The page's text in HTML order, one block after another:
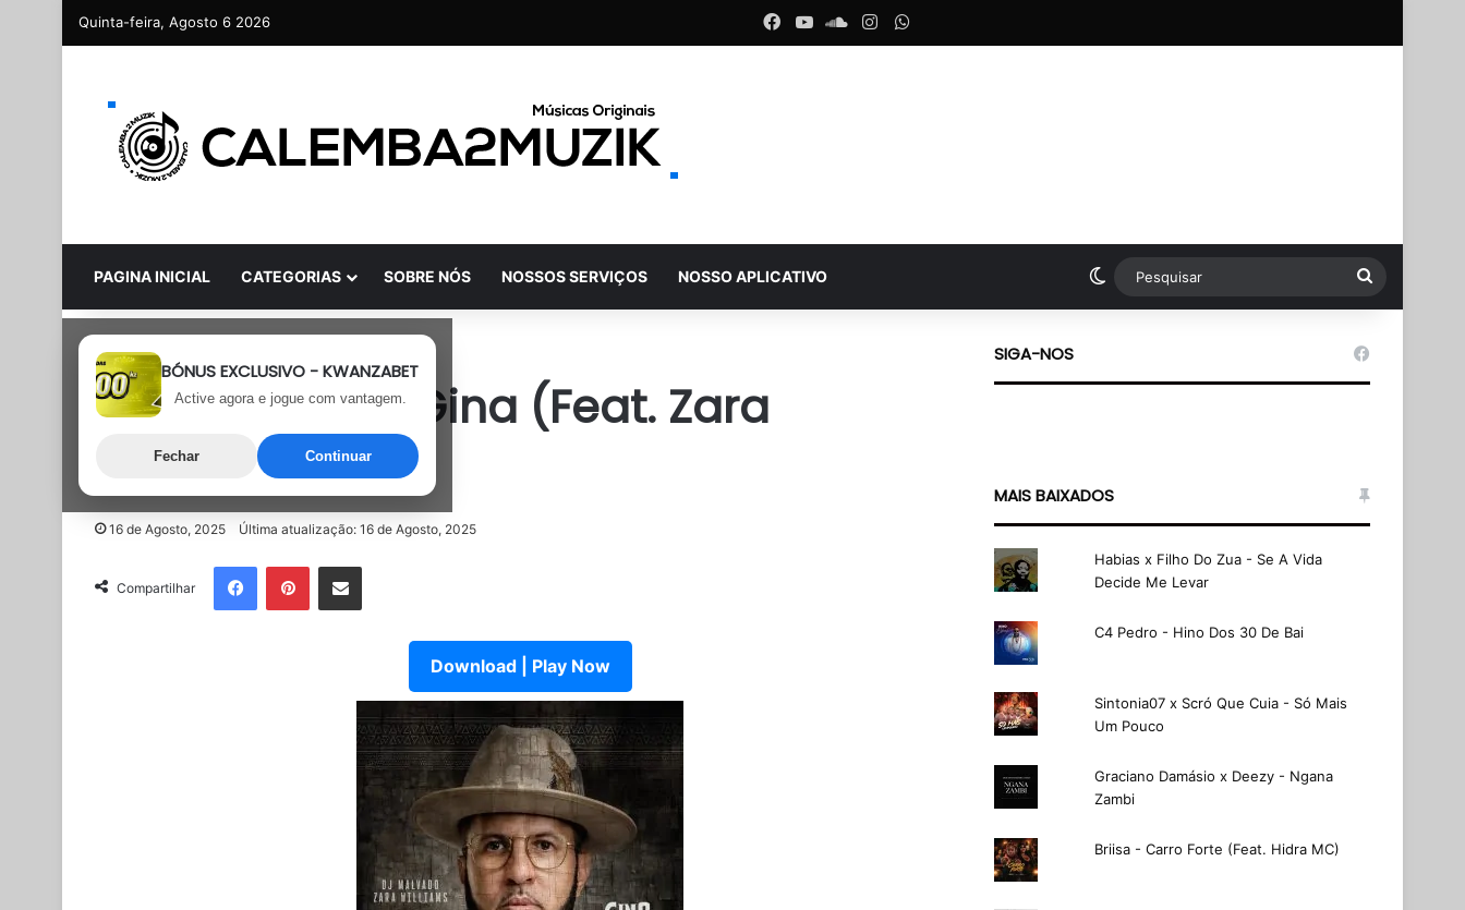
Quinta-feira, Agosto 6 2026 Facebook
YouTubeSoundCloud
Instagram
WhatsApp
PAGINA INICIAL CATEGORIAS SOBRE NÓS NOSSOS SERVIÇOS NOSSO APLICATIVO Switch skin Pesquisar
BÓNUS EXCLUSIVO - KWANZABET
Active agora e jogue com vantagem.
Fechar Continuar
Afro House
DJ Malvado – Gina (Feat. Zara
Williams)
16 de Agosto, 2025 Última atualização: 16 de Agosto, 2025
Compartilhar
FacebookPinterestPartilhar Via Email
Download | Play Now
SIGA-NOS
MAIS BAIXADOS
Habias x Filho Do Zua - Se A Vida
Decide Me Levar
C4 Pedro - Hino Dos 30 De Bai
Sintonia07 x Scró Que Cuia - Só Mais
Um Pouco
Graciano Damásio x Deezy - Ngana
Zambi
Briisa - Carro Forte (Feat. Hidra MC)